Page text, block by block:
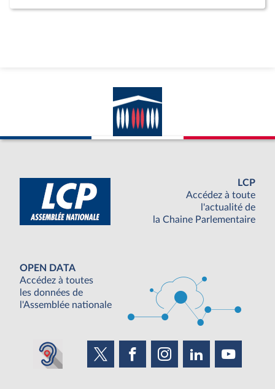
LCP
Accédez à toute
l'actualité de
la Chaine Parlementaire
OPEN DATA
Accédez à toutes
les données de
l'Assemblée nationale